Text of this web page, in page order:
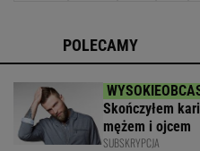
POLECAMY
Skończyłem
mężem i ojcem
SUBSKRYPCJA